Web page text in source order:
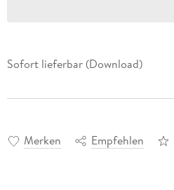
Sofort lieferbar (Download)
Merken Empfehlen